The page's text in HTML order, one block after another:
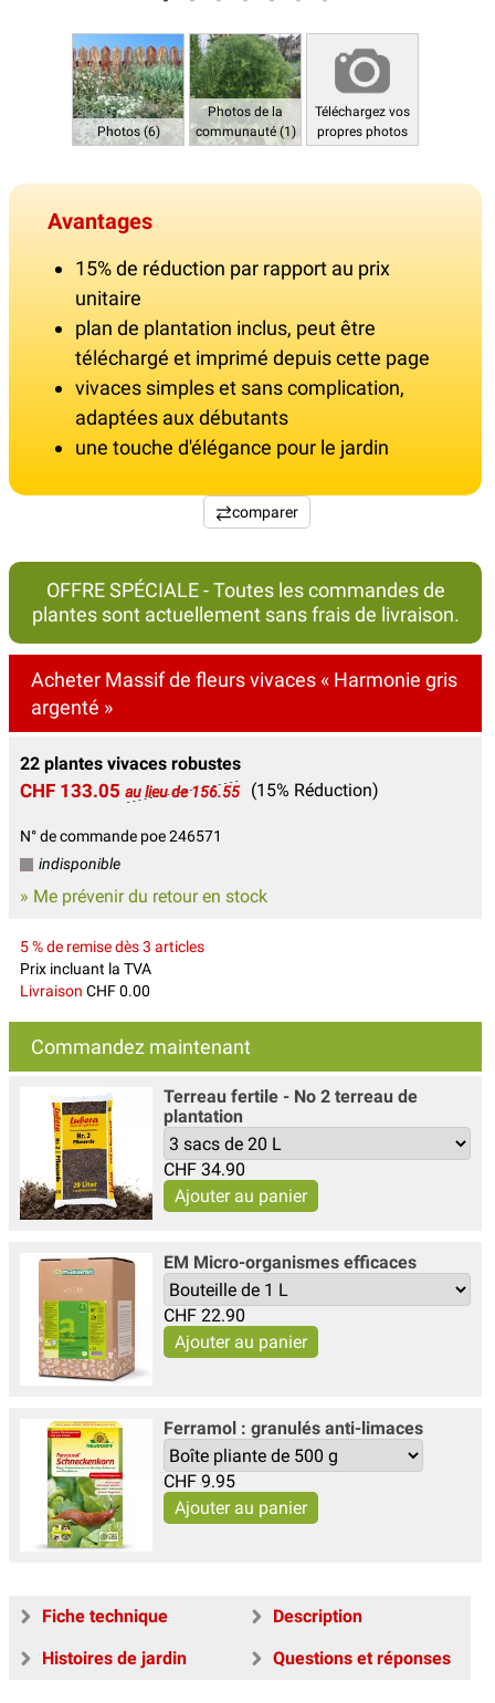
Photos (6)
Photos de la
communauté (1)
Téléchargez vos
propres photos
Avantages
15% de réduction par rapport au prix
unitaire
plan de plantation inclus, peut être
téléchargé et imprimé depuis cette page
vivaces simples et sans complication,
adaptées aux débutants
une touche d'élégance pour le jardin
comparer
OFFRE SPÉCIALE - Toutes les commandes de
plantes sont actuellement sans frais de livraison.
Acheter Massif de fleurs vivaces « Harmonie gris
argenté »
22 plantes vivaces robustes
CHF 133.05 au lieu de 156.55 (15% Réduction)
N° de commande poe 246571
indisponible
» Me prévenir du retour en stock
5 % de remise dès 3 articles
Prix incluant la TVA
Livraison CHF 0.00
Commandez maintenant
Terreau fertile - No 2 terreau de
plantation
CHF 34.90
EM Micro-organismes efficaces
CHF 22.90
Ferramol : granulés anti-limaces
CHF 9.95
Fiche technique
Description
Histoires de jardin
Questions et réponses